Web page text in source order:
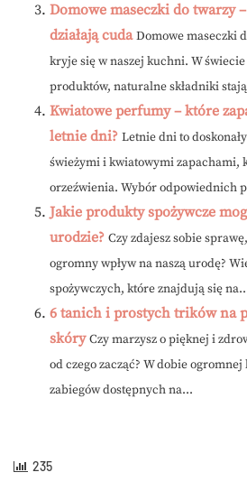
Domowe maseczki do twarzy
działają cuda Domowe maseczki
kryje się w naszej kuchni. W
produktów, naturalne składniki
Kwiatowe perfumy – które
letnie dni? Letnie dni to
świeżymi i kwiatowymi zapachami,
orzeźwienia. Wybór odpowiednich
Jakie produkty spożywcze
urodzie? Czy zdajesz sobie
ogromny wpływ na naszą urodę?
spożywczych, które znajdują się
6 tanich i prostych trików na
skóry Czy marzysz o pięknej i
od czego zacząć? W dobie
zabiegów dostępnych na...
235